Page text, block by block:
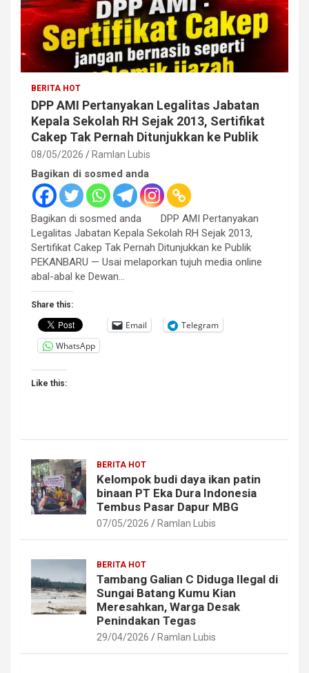
BERITA HOT
DPP AMI Pertanyakan Legalitas Jabatan
Kepala Sekolah RH Sejak 2013, Sertifikat
Cakep Tak Pernah Ditunjukkan ke Publik
08/05/2026 Ramlan Lubis
Bagikan di sosmed anda
Bagikan di sosmed anda DPP AMI Pertanyakan
Legalitas Jabatan Kepala Sekolah RH Sejak 2013,
Sertifikat Cakep Tak Pernah Ditunjukkan ke Publik
PEKANBARU — Usai melaporkan tujuh media online
abal-abal ke Dewan…
Share this:
Email
Telegram
WhatsApp
Like this:
BERITA HOT
Kelompok budi daya ikan patin
binaan PT Eka Dura Indonesia
Tembus Pasar Dapur MBG
07/05/2026 Ramlan Lubis
BERITA HOT
Tambang Galian C Diduga Ilegal di
Sungai Batang Kumu Kian
Meresahkan, Warga Desak
Penindakan Tegas
29/04/2026 Ramlan Lubis